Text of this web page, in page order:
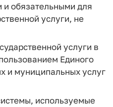
обязательными для
услуги, не
услуги в
Единого
и муниципальных услуг
используемые